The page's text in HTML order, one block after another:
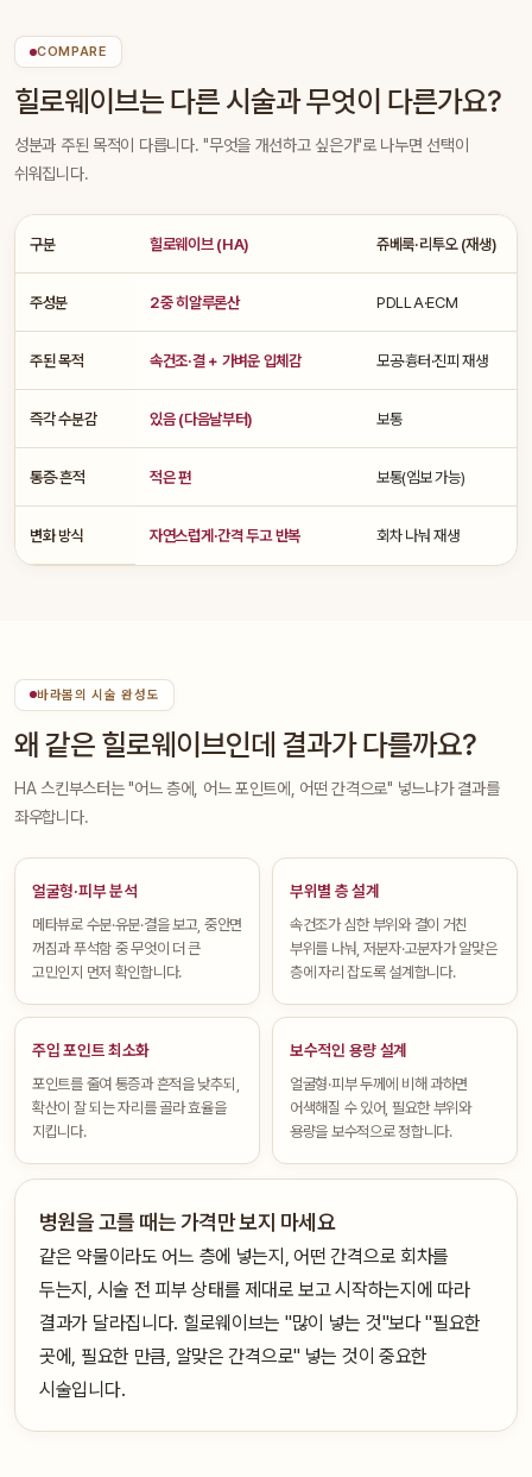
COMPARE
힐로웨이브는 다른 시술과 무엇이 다른가요?
성분과 주된 목적이 다릅니다. "무엇을 개선하고 싶은가"로 나누면 선택이
쉬워집니다.
구분 힐로웨이브 (HA) 쥬베룩·리투오 (재생)
주성분 2중 히알루론산 PDLLA·ECM
주된 목적 속건조·결 + 가벼운 입체감 모공·흉터·진피 재생
즉각 수분감 있음 (다음날부터) 보통
통증·흔적 적은 편 보통(엠보 가능)
변화 방식 자연스럽게·간격 두고 반복 회차 나눠 재생
바라봄의 시술 완성도
왜 같은 힐로웨이브인데 결과가 다를까요?
HA 스킨부스터는 "어느 층에, 어느 포인트에, 어떤 간격으로" 넣느냐가 결과를
좌우합니다.
얼굴형·피부 분석
메타뷰로 수분·유분·결을 보고, 중안면
꺼짐과 푸석함 중 무엇이 더 큰
고민인지 먼저 확인합니다.
부위별 층 설계
속건조가 심한 부위와 결이 거친
부위를 나눠, 저분자·고분자가 알맞은
층에 자리 잡도록 설계합니다.
주입 포인트 최소화
포인트를 줄여 통증과 흔적을 낮추되,
확산이 잘 되는 자리를 골라 효율을
지킵니다.
보수적인 용량 설계
얼굴형·피부 두께에 비해 과하면
어색해질 수 있어, 필요한 부위와
용량을 보수적으로 정합니다.
병원을 고를 때는 가격만 보지 마세요
같은 약물이라도 어느 층에 넣는지, 어떤 간격으로 회차를
두는지, 시술 전 피부 상태를 제대로 보고 시작하는지에 따라
결과가 달라집니다. 힐로웨이브는 "많이 넣는 것"보다 "필요한
곳에, 필요한 만큼, 알맞은 간격으로" 넣는 것이 중요한
시술입니다.